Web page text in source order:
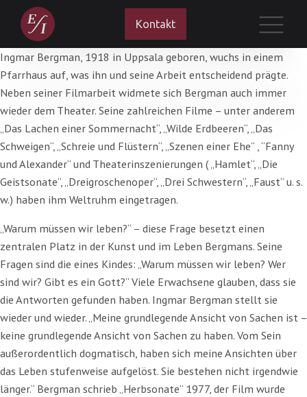
Kontakt
Ingmar Bergman, 1918 in Uppsala geboren, wuchs in einem
Pfarrhaus auf, was ihn und seine Arbeit entscheidend prägte.
Neben seiner Filmarbeit widmete sich Bergman auch immer
wieder dem Theater. Seine zahlreichen Filme – unter anderem
„Das Lachen einer Sommernacht“, „Wilde Erdbeeren“, „Das
Schweigen“, „Schreie und Flüstern“, „Szenen einer Ehe“ , “Fanny
und Alexander“ und Theaterinszenierungen ( „Hamlet“, „Die
Geistsonate“, „Dreigroschenoper“, „Drei Schwestern“, „Faust“ u. s.
w.) haben ihm Weltruhm eingetragen.
„Warum müssen wir leben?“ – diese Frage besetzt einen
zentralen Platz in der Kunst und im Leben Bergmans. Seine
Fragen sind die eines Kindes: „Warum müssen wir leben? Wer
sind wir? Gibt es ein Gott?“ Viele Erwachsene glauben, dass sie
die Antworten gefunden haben. Ingmar Bergman stellt sie
wieder und wieder. „Meine grundlegende Ansicht von Sachen ist –
keine grundlegende Ansicht von Sachen zu haben. Vom Sein
außerordentlich dogmatisch, haben sich meine Ansichten über
das Leben stufenweise aufgelöst. Sie bestehen nicht irgendwie
länger.“ Bergman schrieb „Herbsonate“ 1977, der Film wurde